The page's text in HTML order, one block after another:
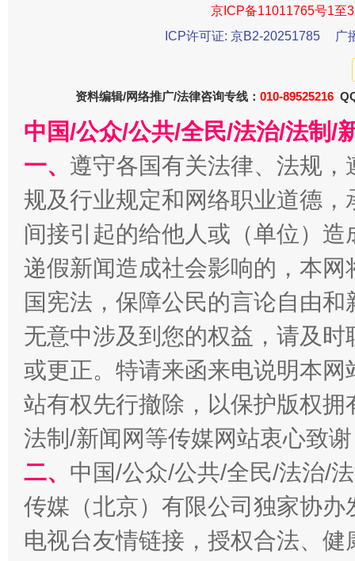
从幼
全民健身五年计划来了！等你上场
阿坝州三大球赛在茂县开幕 规模
京ICP备11011765号1至
ICP许可证: 京B2-20251785
广
资料编辑/网络推广/法律咨询专线： 010-89525216
中国/公众/公共/全民/法治/法制/
一、 遵守各国有关法律、法规
规及行业规定和网络职业道德
间接引起的给他人或（单位）
递假新闻造成社会影响的，本
国宪法，保障公民的言论自由
无意中涉及到您的权益，请及
或更正。特请来函来电说明本
站有权先行撤除，以保护版权
法制/新闻网等传媒网站衷心致
二、 中国/公众/公共/全民/法治/
传媒（北京）有限公司独家协
电视台友情链接，授权合法、